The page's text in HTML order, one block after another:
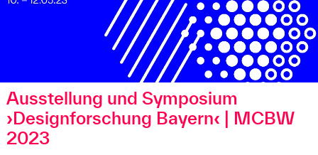
Ausstellung und Symposium
›Designforschung Bayern‹ | MCBW
2023